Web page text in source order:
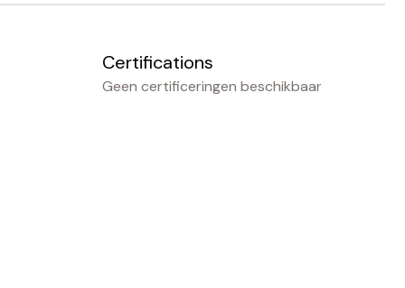
Certifications
Geen certificeringen beschikbaar